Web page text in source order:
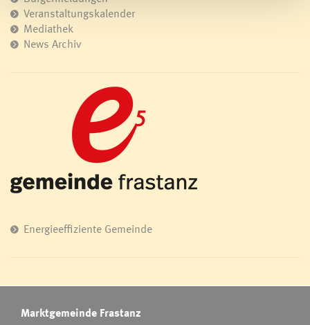
Veranstaltungskalender
Mediathek
News Archiv
Energieeffiziente Gemeinde
Marktgemeinde Frastanz